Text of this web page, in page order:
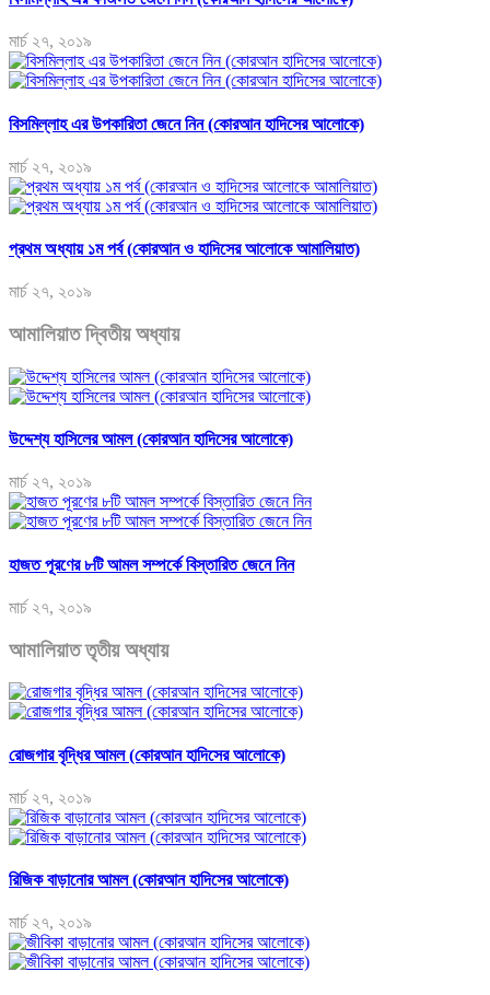
মার্চ ২৭, ২০১৯
বিসমিল্লাহ এর উপকারিতা জেনে নিন (কোরআন হাদিসের আলোকে)
মার্চ ২৭, ২০১৯
প্রথম অধ্যায় ১ম পর্ব (কোরআন ও হাদিসের আলোকে আমালিয়াত)
মার্চ ২৭, ২০১৯
আমালিয়াত দ্বিতীয় অধ্যায়
উদ্দেশ্য হাসিলের আমল (কোরআন হাদিসের আলোকে)
মার্চ ২৭, ২০১৯
হাজত পূরণের ৮টি আমল সম্পর্কে বিস্তারিত জেনে নিন
মার্চ ২৭, ২০১৯
আমালিয়াত তৃতীয় অধ্যায়
রোজগার বৃদ্ধির আমল (কোরআন হাদিসের আলোকে)
মার্চ ২৭, ২০১৯
রিজিক বাড়ানোর আমল (কোরআন হাদিসের আলোকে)
মার্চ ২৭, ২০১৯